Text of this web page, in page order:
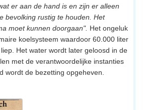
er aan de hand is en zijn er alleen
bevolking rustig te houden. Het
moet kunnen doorgaan". Het ongeluk
koelsysteem waardoor 60.000 liter
Het water wordt later geloosd in de
met de verantwoordelijke instanties
wordt de bezetting opgeheven.